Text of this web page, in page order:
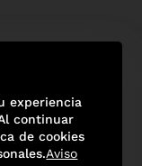
experiencia
continuar
de cookies
Aviso